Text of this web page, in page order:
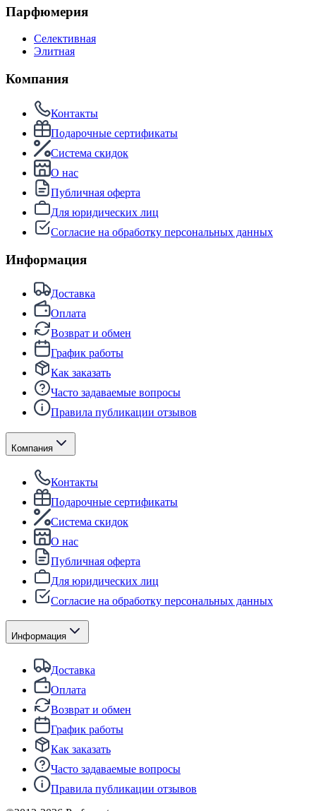
Парфюмерия
Селективная
Элитная
Компания
Контакты
Подарочные сертификаты
Система скидок
О нас
Публичная оферта
Для юридических лиц
Согласие на обработку персональных данных
Информация
Доставка
Оплата
Возврат и обмен
График работы
Как заказать
Часто задаваемые вопросы
Правила публикации отзывов
Компания
Контакты
Подарочные сертификаты
Система скидок
О нас
Публичная оферта
Для юридических лиц
Согласие на обработку персональных данных
Информация
Доставка
Оплата
Возврат и обмен
График работы
Как заказать
Часто задаваемые вопросы
Правила публикации отзывов